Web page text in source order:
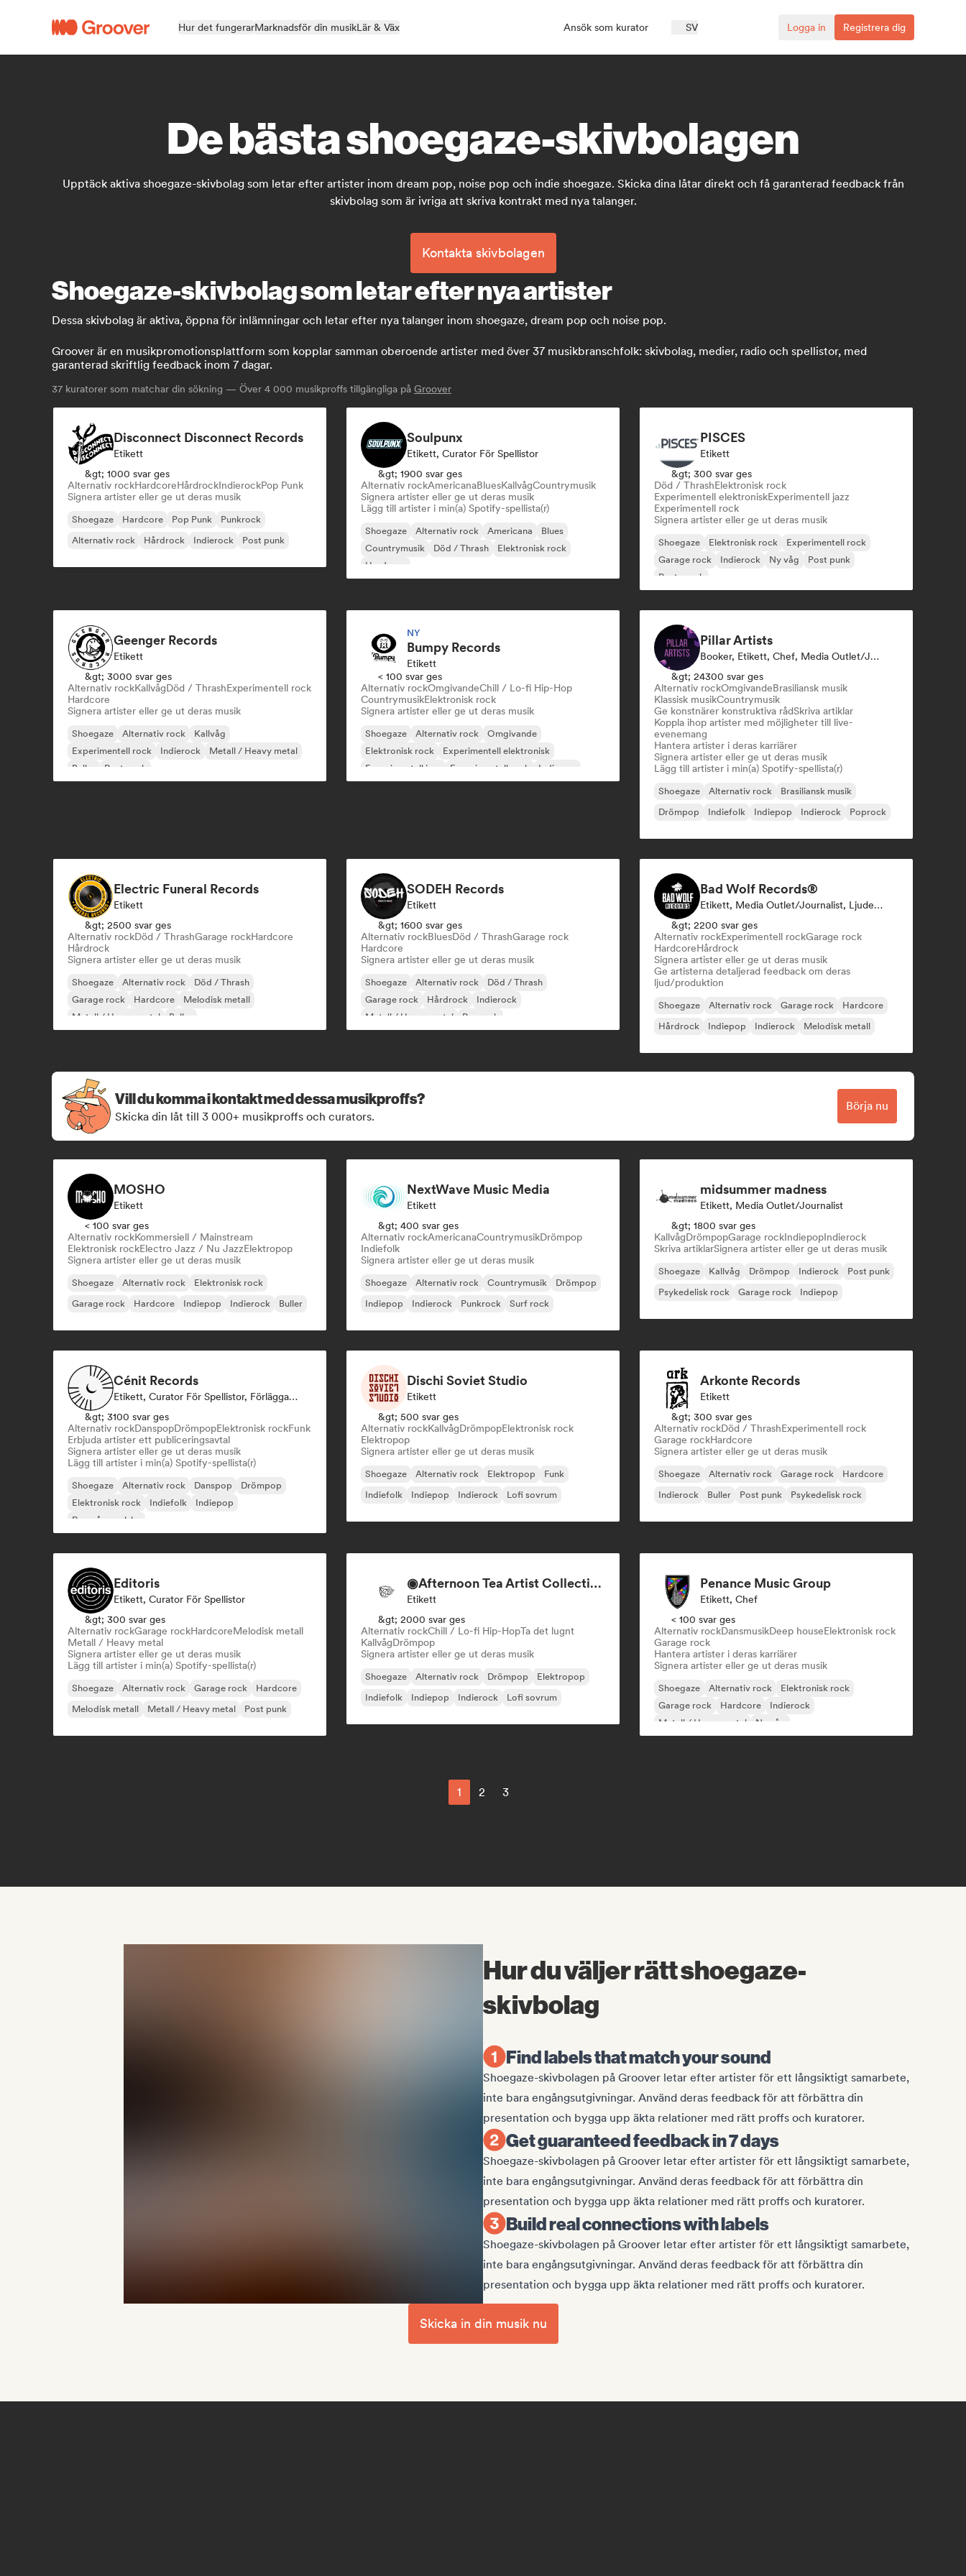
Hur det fungerarMarknadsför din musikLär & Väx Ansök som kurator SV Logga in Registrera dig
De bästa shoegaze-skivbolagen
Upptäck aktiva shoegaze-skivbolag som letar efter artister inom dream pop, noise pop och indie shoegaze. Skicka dina låtar direkt och få garanterad feedback från
skivbolag som är ivriga att skriva kontrakt med nya talanger.
Kontakta skivbolagen
Shoegaze-skivbolag som letar efter nya artister
Dessa skivbolag är aktiva, öppna för inlämningar och letar efter nya talanger inom shoegaze, dream pop och noise pop.
Groover är en musikpromotionsplattform som kopplar samman oberoende artister med över 37 musikbranschfolk: skivbolag, medier, radio och spellistor, med
garanterad skriftlig feedback inom 7 dagar.
37 kuratorer som matchar din sökning — Över 4 000 musikproffs tillgängliga på Groover
Disconnect Disconnect Records
Etikett
&gt; 1000 svar ges
Alternativ rockHardcoreHårdrockIndierockPop Punk
Signera artister eller ge ut deras musik
Shoegaze Hardcore Pop Punk
Punkrock
Alternativ rock
Hårdrock Indierock Post punk
Soulpunx
Etikett, Curator För Spellistor
&gt; 1900 svar ges
Alternativ rockAmericanaBluesKallvågCountrymusik
Signera artister eller ge ut deras musik
Lägg till artister i min(a) Spotify-spellista(r)
Shoegaze Alternativ rock Americana
Blues
Countrymusik
Död / Thrash
Elektronisk rock
Hardcore
PISCES
Etikett
&gt; 300 svar ges
Död / ThrashElektronisk rock
Experimentell elektroniskExperimentell jazz
Experimentell rock
Signera artister eller ge ut deras musik
Shoegaze Elektronisk rock
Experimentell rock
Garage rock
Indierock Ny våg
Post punk
Posta rock
Geenger Records
Etikett
&gt; 3000 svar ges
Alternativ rockKallvågDöd / ThrashExperimentell rock
Hardcore
Signera artister eller ge ut deras musik
Shoegaze Alternativ rock
Kallvåg
Experimentell rock
Indierock
Metall / Heavy metal
Buller
Post punk
NY
Bumpy Records
Etikett
< 100 svar ges
Alternativ rockOmgivandeChill / Lo-fi Hip-Hop
CountrymusikElektronisk rock
Signera artister eller ge ut deras musik
Shoegaze Alternativ rock
Omgivande
Elektronisk rock
Experimentell elektronisk
Experimentell jazz
Experimentell rock Indiepop
Pillar Artists
Booker, Etikett, Chef, Media Outlet/Journalist, Mentor, Curator För Spellistor
&gt; 24300 svar ges
Alternativ rockOmgivandeBrasiliansk musik
Klassisk musikCountrymusik
Ge konstnärer konstruktiva rådSkriva artiklar
Koppla ihop artister med möjligheter till live-
evenemang
Hantera artister i deras karriärer
Signera artister eller ge ut deras musik
Lägg till artister i min(a) Spotify-spellista(r)
Shoegaze Alternativ rock
Brasiliansk musik
Drömpop
Indiefolk Indiepop Indierock Poprock
Electric Funeral Records
Etikett
&gt; 2500 svar ges
Alternativ rockDöd / ThrashGarage rockHardcore
Hårdrock
Signera artister eller ge ut deras musik
Shoegaze Alternativ rock
Död / Thrash
Garage rock
Hardcore
Melodisk metall
Metall / Heavy metal
Buller
SODEH Records
Etikett
&gt; 1600 svar ges
Alternativ rockBluesDöd / ThrashGarage rock
Hardcore
Signera artister eller ge ut deras musik
Shoegaze Alternativ rock
Död / Thrash
Garage rock
Hårdrock
Indierock
Metall / Heavy metal
Poprock
Bad Wolf Records®
Etikett, Media Outlet/Journalist, Ljudexpert
&gt; 2200 svar ges
Alternativ rockExperimentell rockGarage rock
HardcoreHårdrock
Signera artister eller ge ut deras musik
Ge artisterna detaljerad feedback om deras
ljud/produktion
Shoegaze Alternativ rock Garage rock
Hardcore
Hårdrock
Indiepop Indierock Melodisk metall
Vill du komma i kontakt med dessa musikproffs?
Skicka din låt till 3 000+ musikproffs och curators.
Börja nu
MOSHO
Etikett
< 100 svar ges
Alternativ rockKommersiell / Mainstream
Elektronisk rockElectro Jazz / Nu JazzElektropop
Signera artister eller ge ut deras musik
Shoegaze Alternativ rock
Elektronisk rock
Garage rock
Hardcore Indiepop Indierock Buller
NextWave Music Media
Etikett
&gt; 400 svar ges
Alternativ rockAmericanaCountrymusikDrömpop
Indiefolk
Signera artister eller ge ut deras musik
Shoegaze Alternativ rock Countrymusik
Drömpop
Indiepop
Indierock Punkrock Surf rock
midsummer madness
Etikett, Media Outlet/Journalist
&gt; 1800 svar ges
KallvågDrömpopGarage rockIndiepopIndierock
Skriva artiklarSignera artister eller ge ut deras musik
Shoegaze Kallvåg Drömpop Indierock
Post punk
Psykedelisk rock
Garage rock Indiepop
Cénit Records
Etikett, Curator För Spellistor, Förläggare
&gt; 3100 svar ges
Alternativ rockDanspopDrömpopElektronisk rockFunk
Erbjuda artister ett publiceringsavtal
Signera artister eller ge ut deras musik
Lägg till artister i min(a) Spotify-spellista(r)
Shoegaze Alternativ rock Danspop
Drömpop
Elektronisk rock
Indiefolk
Indiepop
Rap på engelska
Dischi Soviet Studio
Etikett
&gt; 500 svar ges
Alternativ rockKallvågDrömpopElektronisk rock
Elektropop
Signera artister eller ge ut deras musik
Shoegaze Alternativ rock Elektropop
Funk
Indiefolk
Indiepop Indierock Lofi sovrum
Arkonte Records
Etikett
&gt; 300 svar ges
Alternativ rockDöd / ThrashExperimentell rock
Garage rockHardcore
Signera artister eller ge ut deras musik
Shoegaze Alternativ rock Garage rock
Hardcore
Indierock
Buller Post punk Psykedelisk rock
Editoris
Etikett, Curator För Spellistor
&gt; 300 svar ges
Alternativ rockGarage rockHardcoreMelodisk metall
Metall / Heavy metal
Signera artister eller ge ut deras musik
Lägg till artister i min(a) Spotify-spellista(r)
Shoegaze Alternativ rock Garage rock
Hardcore
Melodisk metall
Metall / Heavy metal Post punk
◉Afternoon Tea Artist Collective + Record Label◉
Etikett
&gt; 2000 svar ges
Alternativ rockChill / Lo-fi Hip-HopTa det lugnt
KallvågDrömpop
Signera artister eller ge ut deras musik
Shoegaze Alternativ rock Drömpop
Elektropop
Indiefolk
Indiepop Indierock Lofi sovrum
Penance Music Group
Etikett, Chef
< 100 svar ges
Alternativ rockDansmusikDeep houseElektronisk rock
Garage rock
Hantera artister i deras karriärer
Signera artister eller ge ut deras musik
Shoegaze Alternativ rock
Elektronisk rock
Garage rock
Hardcore
Indierock
Metall / Heavy metal
Ny våg
1 2 3
Hur du väljer rätt shoegaze-
skivbolag
Find labels that match your sound
Shoegaze-skivbolagen på Groover letar efter artister för ett långsiktigt samarbete,
inte bara engångsutgivningar. Använd deras feedback för att förbättra din
presentation och bygga upp äkta relationer med rätt proffs och kuratorer.
Get guaranteed feedback in 7 days
Shoegaze-skivbolagen på Groover letar efter artister för ett långsiktigt samarbete,
inte bara engångsutgivningar. Använd deras feedback för att förbättra din
presentation och bygga upp äkta relationer med rätt proffs och kuratorer.
Build real connections with labels
Shoegaze-skivbolagen på Groover letar efter artister för ett långsiktigt samarbete,
inte bara engångsutgivningar. Använd deras feedback för att förbättra din
presentation och bygga upp äkta relationer med rätt proffs och kuratorer.
Skicka in din musik nu